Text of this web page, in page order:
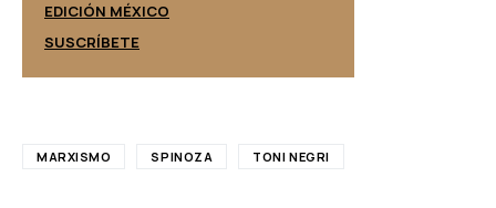
EDICIÓN MÉXICO
SUSCRÍBETE
MARXISMO SPINOZA TONI NEGRI